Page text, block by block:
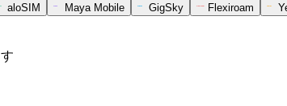
aloSIM Maya Mobile GigSky Flexiroam